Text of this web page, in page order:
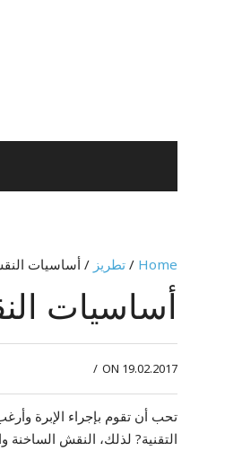
Home
/ تطريز / أساسيات
أساسيات
ON 19.02.2017
/
تحب أن تقوم بإجراء الإبرة
التقنية? لذلك، النقش الساخنة